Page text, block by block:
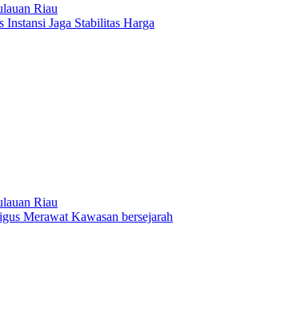
Riau
Jaga Stabilitas Harga
Riau
Merawat Kawasan bersejarah